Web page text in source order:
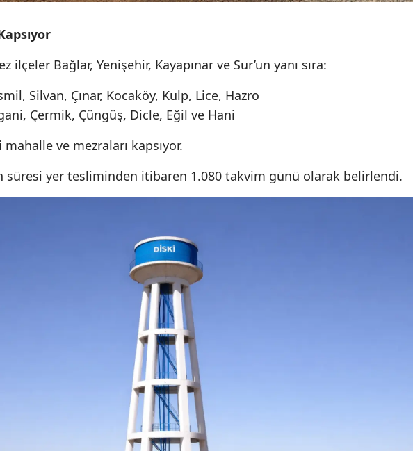
ilçeler Bağlar, Yenişehir, Kayapınar ve Sur’un yanı sıra:
Silvan, Çınar, Kocaköy, Kulp, Lice, Hazro
Çermik, Çüngüş, Dicle, Eğil ve Hani
ve mezraları kapsıyor.
süresi yer tesliminden itibaren 1.080 takvim günü olarak belirlendi.